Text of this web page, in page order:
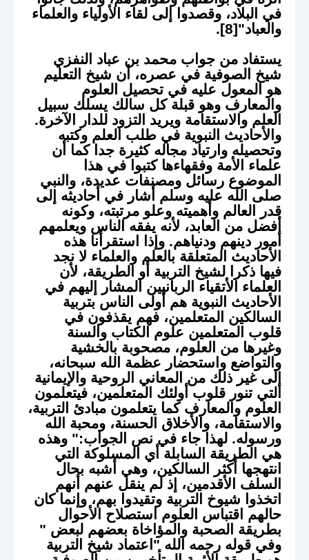
في البلاد، وقصدوا إلى لقاء الأولياء والعلماء
والعباد"[8].
يستفاد من جواب محمد بن عباد النفزي
شيخ الصوفية في عصره، أن شيخ التعليم
هو المعول عليه في تحصيل العلوم
والمعارف وهو قبلة كل سالك يسلك سبيل
العلم والاستقامة ويريد التزود للدار الآخرة.
والأحاديث النبوية في طلب العلم وكتبه
وتحصيله وارتياد مجاله كثيرة جدا كما أن
علماء الأمة وفقهاءها كتبوا في هذا
الموضوع رسائل ومصنفات عديدة، والنبي
صلى الله عليه وسلم أشار في أحاديثه إلى
قدر العالم وأهميته وعلو مرتبته، وكونه
أفضل من العابد، لأنه يفقه الناس ويعلمهم
أمور دينهم ودنياهم. وإذا استقرأنا هذه
الأحاديث المتعلقة بالعلم والعلماء لا نجد
فيها ذكرا لشيخ التربية أو الطريقة، لأن
العلماء الأتقياء الربانيين المشار إليهم في
الأحاديث النبوية هم أولى الناس بتربية
السالكين المتعلمين، فهم يقذفون في
قلوب المتعلمين علوم الكتاب والسنة
وغيرها من العلوم، مصحوبة بالخشية
والتواضع واستحضار عظمة الله سبحانه،
إلى غير ذلك من المعاني الروحية والإيمانية
التي تنور قلوب أولئك المتعلمين، فيتعلمون
العلوم والمعارف كما يتعلمون مبادئ التربية،
والاستقامة، والأخلاق الحسنة، ومحبة الله
ورسوله. لهذا جاء في نص الجواب:" وهذه
هي الطريقة السابلة أي المسلوكة التي
انتهجها أكثر السالكين، وهي أشبه بحال
السلف الأقدمين، إذ لم ينقل عنهم أنهم
اتخذوا شيوخ التربية وتقيدوا بهم، وإنما كان
حالهم اقتباس العلوم استصلاح الأحوال
بطريقة الصحبة والمؤاخاة بعضهم لبعض "
وفي قوله رحمه الله "اعتماد شيخ التربية